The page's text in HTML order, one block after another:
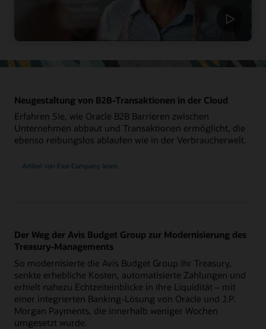
Neugestaltung von B2B-Transaktionen in der Cloud
Erfahren Sie, wie Oracle B2B Barrieren zwischen
Unternehmen abbaut und Transaktionen ermöglicht, die
ebenso reibungslos ablaufen wie in der Verbraucherwelt.
Artikel von Fast Company lesen
Der Weg der Avis Budget Group zur Modernisierung des
Treasury-Managements
So modernisierte die Avis Budget Group ihr Treasury,
senkte erhebliche Kosten, automatisierte Zahlungen und
erhielt nahezu Echtzeiteinblicke in ihre Liquidität – mit
einer integrierten Banking-Lösung von Oracle und J.P.
Morgan Payments, die innerhalb weniger Wochen
umgesetzt wurde.